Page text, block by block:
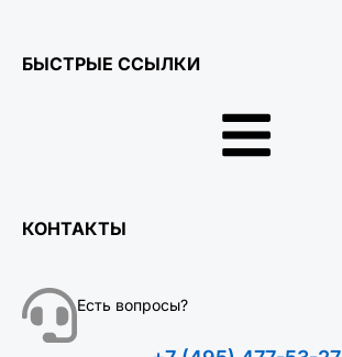
БЫСТРЫЕ ССЫЛКИ
КОНТАКТЫ
Есть вопросы?